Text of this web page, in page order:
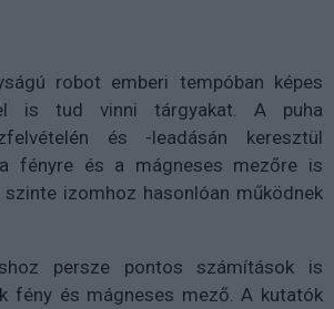
robot emberi tempóban képes
is tud vinni tárgyakat. A puha
és -leadásán keresztül
fényre és a mágneses mezőre is
szinte izomhoz hasonlóan működnek
persze pontos számítások is
fény és mágneses mező. A kutatók